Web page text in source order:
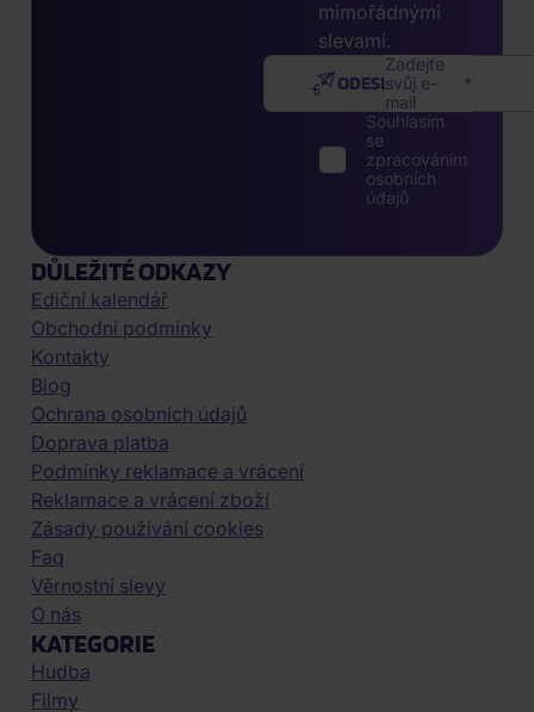
mimořádnými
slevami.
Zadejte
svůj e-
mail
ODESLAT
Souhlasím
se
zpracováním
osobních
údajů
DŮLEŽITÉ ODKAZY
Ediční kalendář
Obchodní podmínky
Kontakty
Blog
Ochrana osobních údajů
Doprava platba
Podmínky reklamace a vrácení
Reklamace a vrácení zboží
Zásady používání cookies
Faq
Věrnostní slevy
O nás
KATEGORIE
Hudba
Filmy